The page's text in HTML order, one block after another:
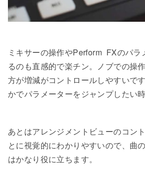
ミキサーの操作やPerform FXのパラ
るのも直感的で楽チン。ノブでの操
方が増減がコントロールしやすいで
かでパラメーターをジャンプしたい
あとはアレンジメントビューのコン
とに視覚的にわかりやすいので、曲
はかなり役に立ちます。